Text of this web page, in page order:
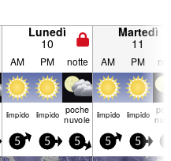
Lunedì
10
Martedì
11
AM PM notte AM PM
limp­ido limp­ido poche
nuvole limp­ido limp­ido
5 5 5 5 5